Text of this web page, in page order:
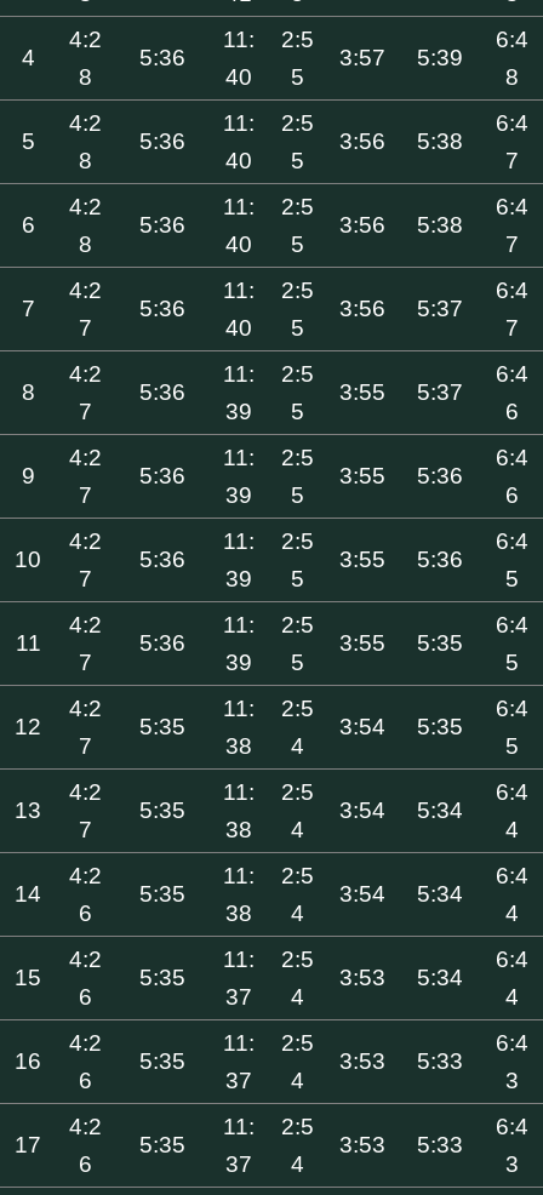
4
4:2
8
5:36
11:
40
2:5
5
3:57 5:39
6:4
8
5
4:2
8
5:36
11:
40
2:5
5
3:56 5:38
6:4
7
6
4:2
8
5:36
11:
40
2:5
5
3:56 5:38
6:4
7
7
4:2
7
5:36
11:
40
2:5
5
3:56 5:37
6:4
7
8
4:2
7
5:36
11:
39
2:5
5
3:55 5:37
6:4
6
9
4:2
7
5:36
11:
39
2:5
5
3:55 5:36
6:4
6
10
4:2
7
5:36
11:
39
2:5
5
3:55 5:36
6:4
5
11
4:2
7
5:36
11:
39
2:5
5
3:55 5:35
6:4
5
12
4:2
7
5:35
11:
38
2:5
4
3:54 5:35
6:4
5
13
4:2
7
5:35
11:
38
2:5
4
3:54 5:34
6:4
4
14
4:2
6
5:35
11:
38
2:5
4
3:54 5:34
6:4
4
15
4:2
6
5:35
11:
37
2:5
4
3:53 5:34
6:4
4
16
4:2
6
5:35
11:
37
2:5
4
3:53 5:33
6:4
3
17
4:2
6
5:35
11:
37
2:5
4
3:53 5:33
6:4
3